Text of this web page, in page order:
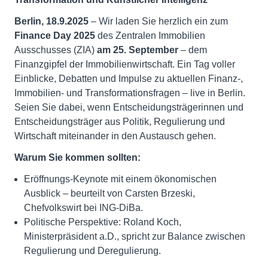
Berlin, 18.9.2025 – Wir laden Sie herzlich ein zum
Finance Day 2025 des Zentralen Immobilien
Ausschusses (ZIA) am 25. September – dem
Finanzgipfel der Immobilienwirtschaft. Ein Tag voller
Einblicke, Debatten und Impulse zu aktuellen Finanz-,
Immobilien- und Transformationsfragen – live in Berlin.
Seien Sie dabei, wenn Entscheidungsträgerinnen und
Entscheidungsträger aus Politik, Regulierung und
Wirtschaft miteinander in den Austausch gehen.
Warum Sie kommen sollten:
Eröffnungs-Keynote mit einem ökonomischen
Ausblick – beurteilt von Carsten Brzeski,
Chefvolkswirt bei ING-DiBa.
Politische Perspektive: Roland Koch,
Ministerpräsident a.D., spricht zur Balance zwischen
Regulierung und Deregulierung.